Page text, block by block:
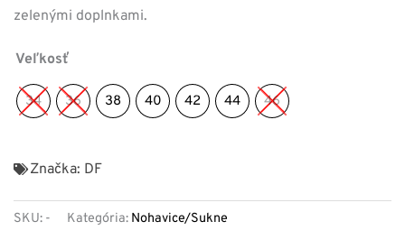
zelenými doplnkami.
Veľkosť
34 36 38 40 42 44 46
Značka: DF
SKU: - Kategória: Nohavice/Sukne